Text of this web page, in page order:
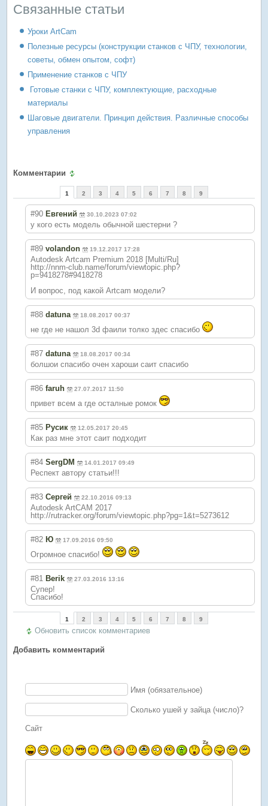
Связанные статьи
Уроки ArtCam
Полезные ресурсы (конструкции станков с ЧПУ, технологии,
советы, обмен опытом, софт)
Применение станков с ЧПУ
Готовые станки с ЧПУ, комплектующие, расходные
материалы
Шаговые двигатели. Принцип действия. Различные способы
управления
Комментарии
1 2 3 4 5 6 7 8 9
#90 Евгений 30.10.2023 07:02
у кого есть модель обычной шестерни ?
#89 volandon 19.12.2017 17:28
Autodesk Artcam Premium 2018 [Multi/Ru]
http://nnm-club.name/forum/viewtopic.php?
p=9418278#9418278
И вопрос, под какой Artcam модели?
#88 datuna 18.08.2017 00:37
не где не нашол 3d фаили толко здес спасибо
#87 datuna 18.08.2017 00:34
болшои спасибо очен хароши саит спасибо
#86 faruh 27.07.2017 11:50
привет всем а где осталные ромок
#85 Русик 12.05.2017 20:45
Как раз мне этот саит подходит
#84 SergDM 14.01.2017 09:49
Респект автору статьи!!!
#83 Сергей 22.10.2016 09:13
Autodesk ArtCAM 2017
http://rutracker.org/forum/viewtopic.php?pg=1&t=5273612
#82 Ю 17.09.2016 09:50
Огромное спасибо!
#81 Berik 27.03.2016 13:16
Супер!
Спасибо!
1 2 3 4 5 6 7 8 9
Обновить список комментариев
Добавить комментарий
Имя (обязательное)
Сколько ушей у зайца (число)?
Сайт